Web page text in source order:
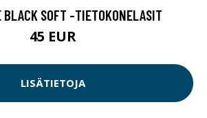
BLACK SOFT -TIETOKONELASIT
45 EUR
LISÄTIETOJA